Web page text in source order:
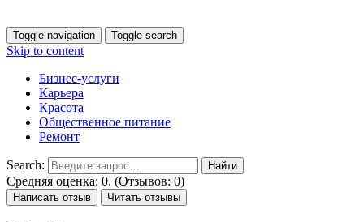
Toggle navigation Toggle search
Skip to content
Бизнес-услуги
Карьера
Красота
Общественное питание
Ремонт
Search:
Средняя оценка: 0. (Отзывов: 0)
Написать отзыв Читать отзывы